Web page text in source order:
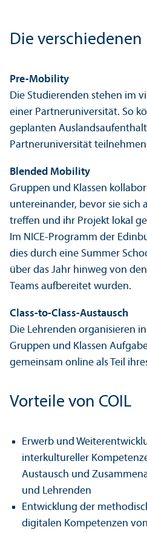
Die
Pre-Mobility
Die Studierenden stehen im
einer Partner­universität. So
geplanten
Partner­universität
Blended Mobility
Gruppen und Klassen
unter­einander, bevor sie sich
treffen und ihr Projekt lokal
Im NICE-Programm der
dies durch eine Summer
über das Jahr hinweg von
Teams aufbereitet wurden.
Class-to-Class-Austausch
Die Lehr­enden organisieren
Gruppen und Klassen
gemeinsam online als Teil
Vorteile von COIL
Erwerb und
interkultureller
Austausch und
und Lehr­enden
Entwicklung der
digitalen Kompetenzen